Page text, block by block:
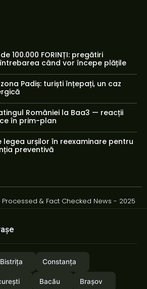
100.000 FORINȚI: pregătiri
când vor începe plățile
Padiș: turiști înțepați, un caz
României la Baa3 — reacții
în prim-plan
legea urșilor în reexaminare pentru
preventivă
& Fact Checked News - 2025
Bistrița Constanța
Bacău Brașov